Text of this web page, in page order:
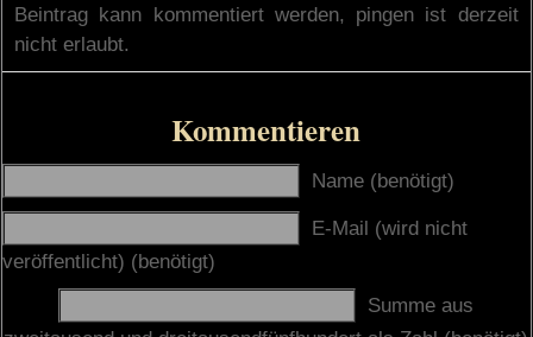
Beintrag kann kommentiert werden, pingen ist derzeit
nicht erlaubt.
Kommentieren
Name (benötigt)
E-Mail (wird nicht
veröffentlicht) (benötigt)
Summe aus